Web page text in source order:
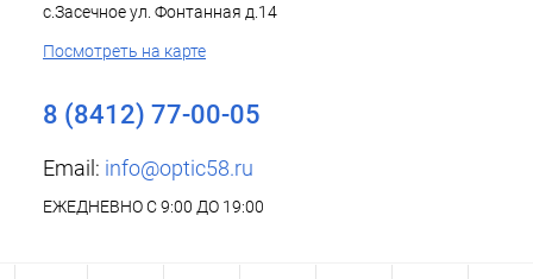
с.Засечное ул. Фонтанная д.14
Посмотреть на карте
8 (8412) 77-00-05
Email: info@optic58.ru
ЕЖЕДНЕВНО С 9:00 ДО 19:00